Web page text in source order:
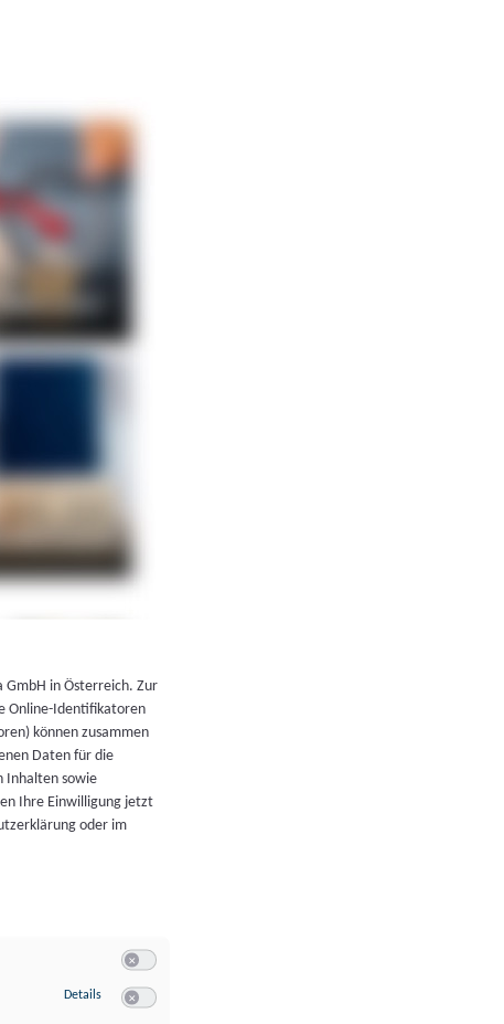
GmbH in Österreich. Zur
Online-Identifikatoren
können zusammen
Daten für die
Inhalten sowie
Ihre Einwilligung jetzt
oder im
Details zu Speichern von oder Zugriff auf Informationen auf einem Endgerät